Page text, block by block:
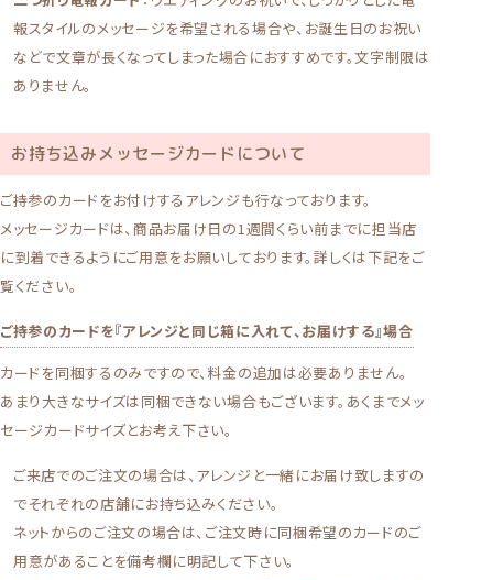
報スタイルのメッセージを希望される場合や、お誕生日のお祝い
などで文章が長くなってしまった場合におすすめです。文字制限は
ありません。
お持ち込みメッセージカードについて
ご持参のカードをお付けするアレンジも行なっております。
メッセージカードは、商品お届け日の1週間くらい前までに担当店
に到着できるようにご用意をお願いしております。詳しくは下記をご
覧ください。
ご持参のカードを『アレンジと同じ箱に入れて、お届けする』場合
カードを同梱するのみですので、料金の追加は必要ありません。
あまり大きなサイズは同梱できない場合もございます。あくまでメッ
セージカードサイズとお考え下さい。
ご来店でのご注文の場合は、アレンジと一緒にお届け致しますの
でそれぞれの店舗にお持ち込みください。
ネットからのご注文の場合は、ご注文時に同梱希望のカードのご
用意があることを備考欄に明記して下さい。